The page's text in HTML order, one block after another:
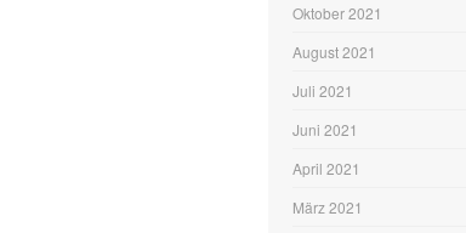
Oktober 2021
August 2021
Juli 2021
Juni 2021
April 2021
März 2021